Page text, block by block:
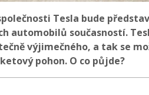
Tesla bude
automobilů současností.
výjimečného, a tak se
pohon. O co půjde?